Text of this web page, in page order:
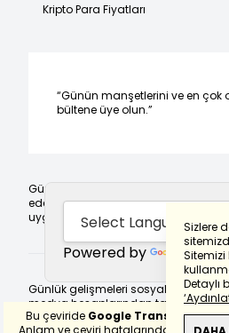
Sizlere
Detaylı
Kripto Para Fiyatları
“Günün manşetlerini ve en
bültene üye olun.”
Günlük gelişmeleri takip
edebilmek için habertürk
uygulamasını indirin
Günlük gelişmeleri sosyal
medya hesaplarından takip
edebilirsiniz.
Powered by
Bu çeviride Google Translete
Anlam ve çeviri hatalarından